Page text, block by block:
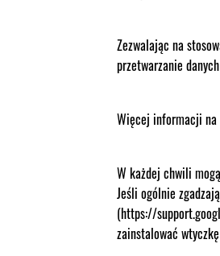
Zezwalając na
przetwarzanie
Więcej informacji na
W każdej chwili
Jeśli ogólnie
(https://
zainstalować